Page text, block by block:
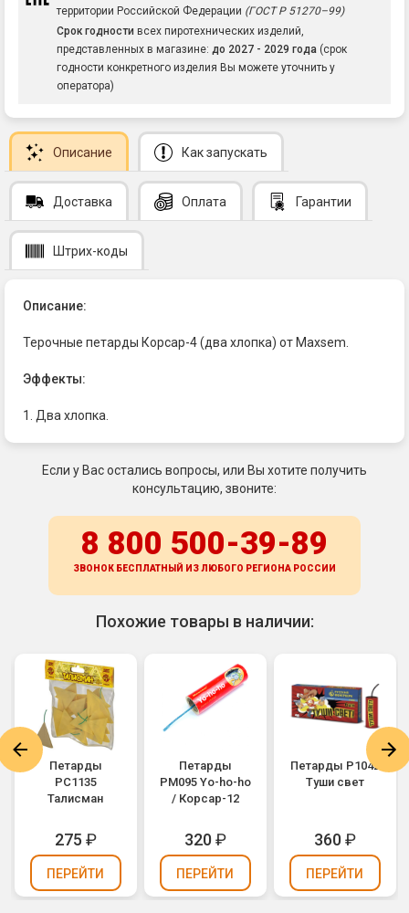
территории Российской Федерации (ГОСТ Р 51270–99)
Срок годности всех пиротехнических изделий,
представленных в магазине: до 2027 - 2029 года (срок
годности конкретного изделия Вы можете уточнить у
оператора)
Описание Как запускать
Доставка Оплата Гарантии
Штрих-коды
Описание:
Терочные петарды Корсар-4 (два хлопка) от Maxsem.
Эффекты:
1. Два хлопка.
Если у Вас остались вопросы, или Вы хотите получить
консультацию, звоните:
8 800 500-39-89
ЗВОНОК БЕСПЛАТНЫЙ ИЗ ЛЮБОГО РЕГИОНА РОССИИ
Похожие товары в наличии:
Петарды
РС1135
Талисман
275 ₽
ПЕРЕЙТИ
Петарды
PM095 Yo-ho-ho
/ Корсар-12
320₽
ПЕРЕЙТИ
Петарды Р1042
Туши свет
360₽
ПЕРЕЙТИ